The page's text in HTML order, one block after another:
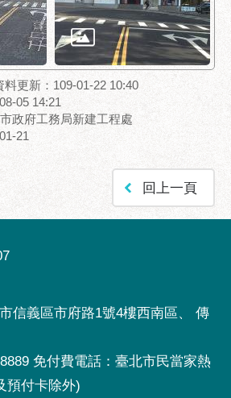
料更新：109-01-22 10:40
05 14:21
政府工務局新建工程處
21
回上一頁
信義區市府路1號4樓西南區、 傳
免付費電話：臺北市民當家熱
預付卡除外)